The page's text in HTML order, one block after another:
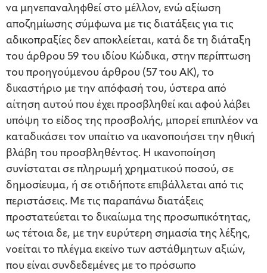
να μηνεπαναληφθεί στο μέλλον, ενώ αξίωση
αποζημίωσης σύμφωνα με τις διατάξεις για τις
αδικοπραξίες δεν αποκλείεται, κατά δε τη διάταξη
του άρθρου 59 του ιδίου Κώδικα, στην περίπτωση
του προηγούμενου άρθρου (57 του ΑΚ), το
δικαστήριο με την απόφασή του, ύστερα από
αίτηση αυτού που έχει προσβληθεί και αφού λάβει
υπόψη το είδος της προσβολής, μπορεί επιπλέον να
καταδικάσει τον υπαίτιο να ικανοποιήσει την ηθική
βλάβη του προσβληθέντος. Η ικανοποίηση
συνίσταται σε πληρωμή χρηματικού ποσού, σε
δημοσίευμα, ή σε οτιδήποτε επιβάλλεται από τις
περιστάσεις. Με τις παραπάνω διατάξεις
προστατεύεται το δικαίωμα της προσωπικότητας,
ως τέτοια δε, με την ευρύτερη σημασία της λέξης,
νοείται το πλέγμα εκείνο των αστάθμητων αξιών,
που είναι συνδεδεμένες με το πρόσωπο